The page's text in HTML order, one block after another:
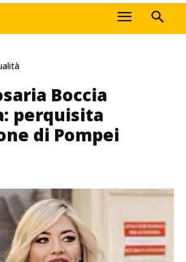
Boccia
perquisita
di Pompei